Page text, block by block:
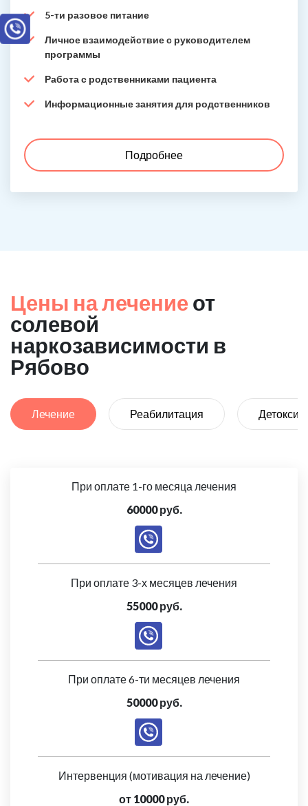
5-ти разовое питание
Личное взаимодействие с руководителем
программы
Работа с родственниками пациента
Информационные занятия для родственников
Подробнее
Цены на лечение от
солевой
наркозависимости в
Рябово
Лечение Реабилитация
При оплате 1-го месяца лечения
60000 руб.
При оплате 3-х месяцев лечения
55000 руб.
При оплате 6-ти месяцев лечения
50000 руб.
Интервенция (мотивация на лечение)
от 10000 руб.